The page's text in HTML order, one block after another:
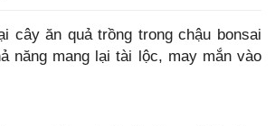
cây ăn quả trồng trong chậu bonsai
năng mang lại tài lộc, may mắn vào